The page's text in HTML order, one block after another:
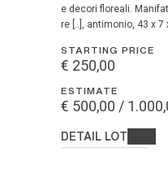
e decori floreali.
re [..], antimonio, 43 x 7
STARTING PRICE
€ 250,00
ESTIMATE
€ 500,00 /
DETAIL LOT